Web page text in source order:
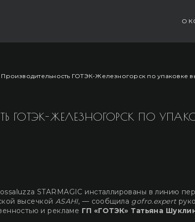
О
Производительность ГОТЭК-Железногорск по упаковке
ГОТЭК-ЖЕЛЕЗНОГОРСК ПО
STARMAGIC инсталлированы в линию
высечкой ASAHI, — сообщила gofro.expert
и рекламе ГП «ГОТЭК» Татьяна